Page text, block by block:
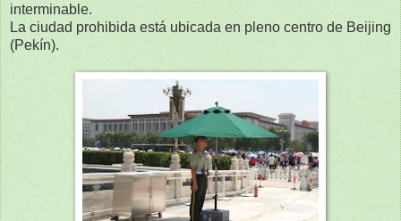
interminable.
La ciudad prohibida está ubicada en pleno centro de Beijing
(Pekín).